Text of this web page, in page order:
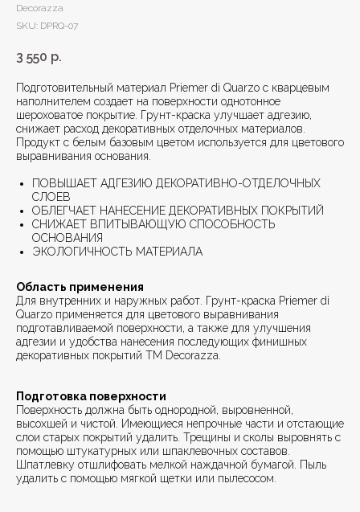
Decorazza
SKU: DPRQ-07
3 550 р.
Подготовительный материал Priemer di Quarzo с кварцевым
наполнителем создает на поверхности однотонное
шероховатое покрытие. Грунт-краска улучшает адгезию,
снижает расход декоративных отделочных материалов.
Продукт с белым базовым цветом используется для цветового
выравнивания основания.
ПОВЫШАЕТ АДГЕЗИЮ ДЕКОРАТИВНО-ОТДЕЛОЧНЫХ
СЛОЕВ
ОБЛЕГЧАЕТ НАНЕСЕНИЕ ДЕКОРАТИВНЫХ ПОКРЫТИЙ
СНИЖАЕТ ВПИТЫВАЮЩУЮ СПОСОБНОСТЬ
ОСНОВАНИЯ
ЭКОЛОГИЧНОСТЬ МАТЕРИАЛА
Область применения
Для внутренних и наружных работ. Грунт-краска Priemer di
Quarzo применяется для цветового выравнивания
подготавливаемой поверхности, а также для улучшения
адгезии и удобства нанесения последующих финишных
декоративных покрытий ТМ Decorazza.
Подготовка поверхности
Поверхность должна быть однородной, выровненной,
высохшей и чистой. Имеющиеся непрочные части и отстающие
слои старых покрытий удалить. Трещины и сколы выровнять с
помощью штукатурных или шпаклевочных составов.
Шпатлевку отшлифовать мелкой наждачной бумагой. Пыль
удалить с помощью мягкой щетки или пылесосом.